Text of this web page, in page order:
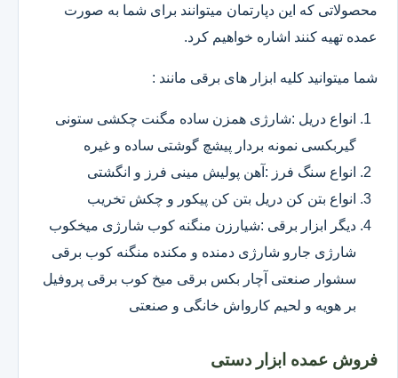
محصولاتی که این دپارتمان میتوانند برای شما به صورت
عمده تهیه کنند اشاره خواهیم کرد.
شما میتوانید کلیه ابزار های برقی مانند :
انواع دریل :شارژی همزن ساده مگنت چکشی ستونی
گیربکسی نمونه بردار پیشچ گوشتی ساده و غیره
انواع سنگ فرز :آهن پولیش مینی فرز و انگشتی
انواع بتن کن دریل بتن کن پیکور و چکش تخریب
دیگر ابزار برقی :شیارزن منگنه کوب شارژی میخکوب
شارژی جارو شارژی دمنده و مکنده منگنه کوب برقی
سشوار صنعتی آچار بکس برقی میخ کوب برقی پروفیل
بر هویه و لحیم کارواش خانگی و صنعتی
فروش عمده ابزار دستی